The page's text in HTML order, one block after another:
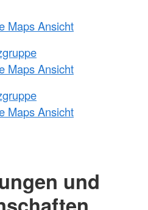
Maps Ansicht
Maps Ansicht
Maps Ansicht
und